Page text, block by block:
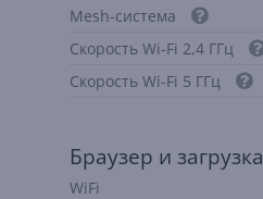
Mesh-система
Скорость Wi-Fi 2,4 ГГц
Скорость Wi-Fi 5 ГГц
Браузер и загрузка
WiFi